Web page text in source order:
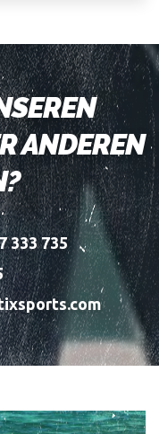
ANDEREN
333 735